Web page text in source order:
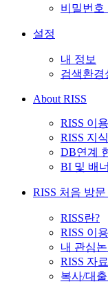
비밀번호
설정
내 정보
검색환경
About RISS
RISS 이
RISS 지
DB연계
BI 및 배
RISS 처음 방
RISS란?
RISS 이
내 관심
RISS 자
복사/대